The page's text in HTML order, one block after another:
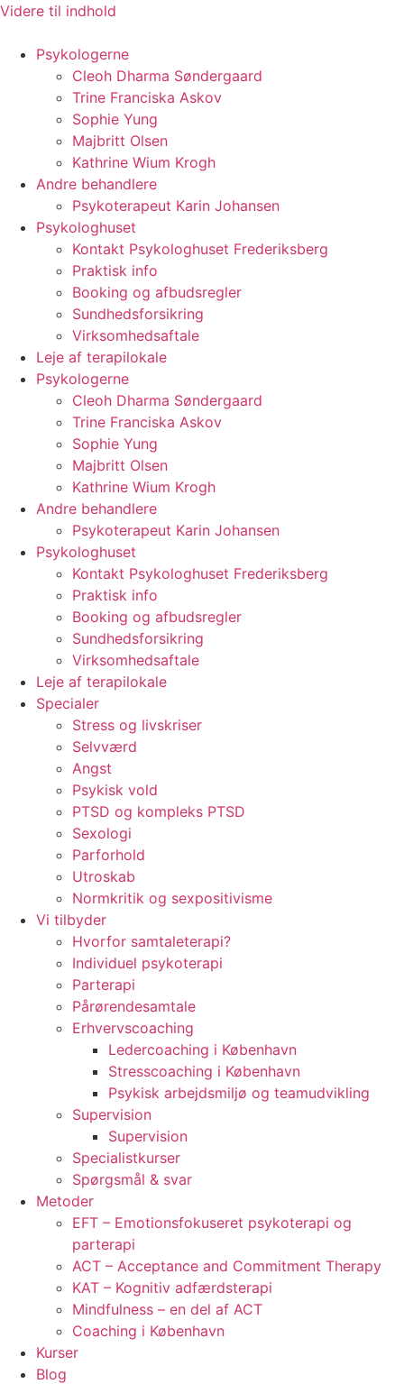
Videre til indhold
Psykologerne
Cleoh Dharma Søndergaard
Trine Franciska Askov
Sophie Yung
Majbritt Olsen
Kathrine Wium Krogh
Andre behandlere
Psykoterapeut Karin Johansen
Psykologhuset
Kontakt Psykologhuset Frederiksberg
Praktisk info
Booking og afbudsregler
Sundhedsforsikring
Virksomhedsaftale
Leje af terapilokale
Psykologerne
Cleoh Dharma Søndergaard
Trine Franciska Askov
Sophie Yung
Majbritt Olsen
Kathrine Wium Krogh
Andre behandlere
Psykoterapeut Karin Johansen
Psykologhuset
Kontakt Psykologhuset Frederiksberg
Praktisk info
Booking og afbudsregler
Sundhedsforsikring
Virksomhedsaftale
Leje af terapilokale
Specialer
Stress og livskriser
Selvværd
Angst
Psykisk vold
PTSD og kompleks PTSD
Sexologi
Parforhold
Utroskab
Normkritik og sexpositivisme
Vi tilbyder
Hvorfor samtaleterapi?
Individuel psykoterapi
Parterapi
Pårørendesamtale
Erhvervscoaching
Ledercoaching i København
Stresscoaching i København
Psykisk arbejdsmiljø og teamudvikling
Supervision
Supervision
Specialistkurser
Spørgsmål & svar
Metoder
EFT – Emotionsfokuseret psykoterapi og
parterapi
ACT – Acceptance and Commitment Therapy
KAT – Kognitiv adfærdsterapi
Mindfulness – en del af ACT
Coaching i København
Kurser
Blog